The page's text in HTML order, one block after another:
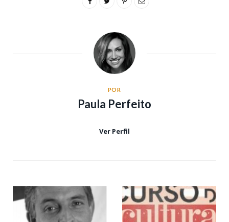
POR
Paula Perfeito
Ver Perfil